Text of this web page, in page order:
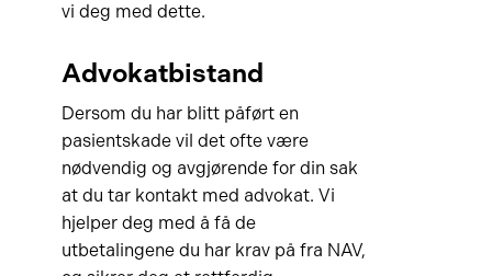
vi deg med dette.
Advokatbistand
Dersom du har blitt påført en
pasientskade vil det ofte være
nødvendig og avgjørende for din sak
at du tar kontakt med advokat. Vi
hjelper deg med å få de
utbetalingene du har krav på fra NAV,